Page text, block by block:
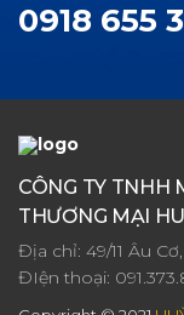
0918 655
CÔNG TY TNHH
THƯƠNG MẠI
Địa chỉ: 49/11 Âu
ĐIện thoại: